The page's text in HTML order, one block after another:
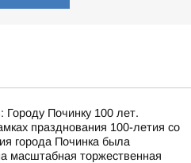
Городу Починку 100 лет.
празднования 100-летия со
города Починка была
масштабная торжественная